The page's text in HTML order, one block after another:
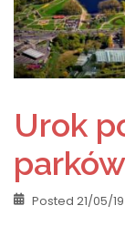
Urok
parków
Posted 21/05/19